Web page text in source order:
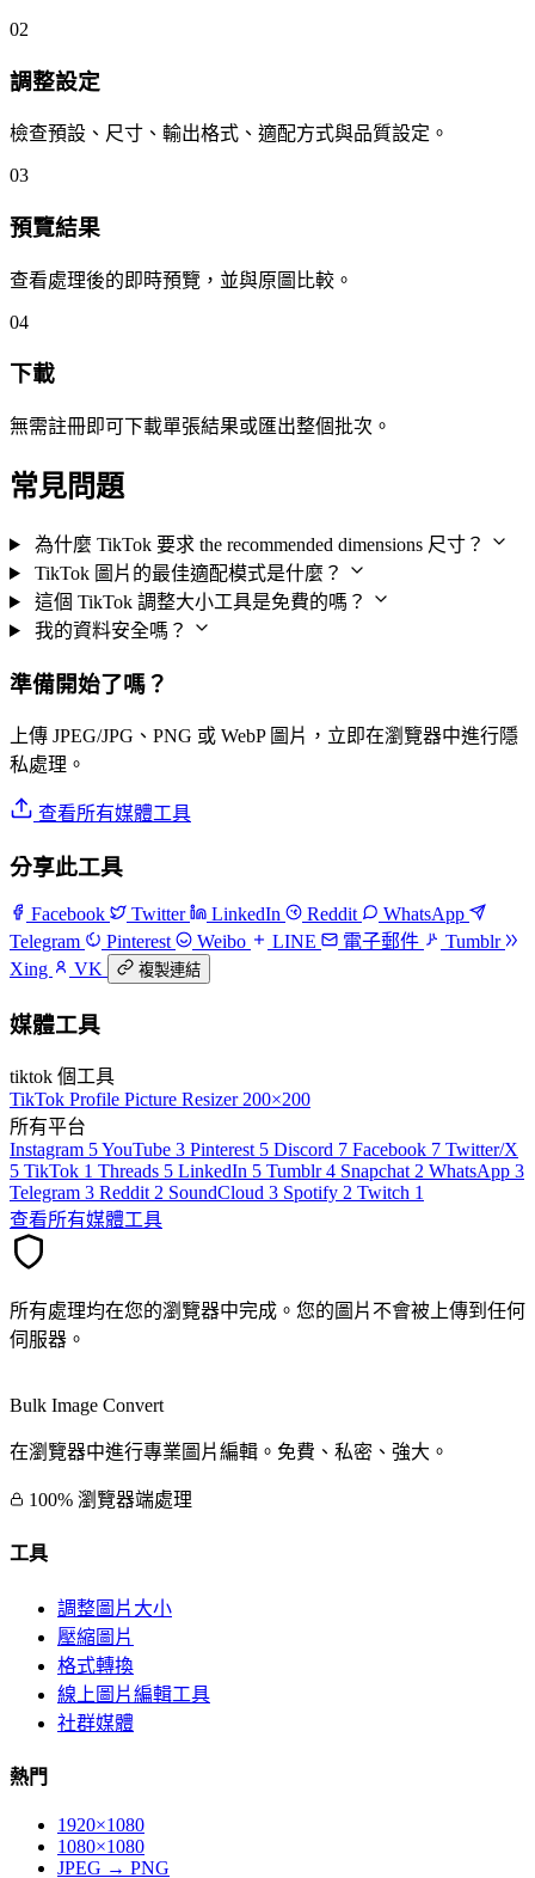
02
調整設定
檢查預設、尺寸、輸出格式、適配方式與品質設定。
03
預覽結果
查看處理後的即時預覽，並與原圖比較。
04
下載
無需註冊即可下載單張結果或匯出整個批次。
常見問題
為什麼 TikTok 要求 the recommended dimensions 尺寸？
TikTok 圖片的最佳適配模式是什麼？
這個 TikTok 調整大小工具是免費的嗎？
我的資料安全嗎？
準備開始了嗎？
上傳 JPEG/JPG、PNG 或 WebP 圖片，立即在瀏覽器中進行隱
私處理。
查看所有媒體工具
分享此工具
Facebook Twitter LinkedIn Reddit
WhatsApp
Telegram
Pinterest Weibo LINE 電子郵件
Tumblr
Xing
VK 複製連結
媒體工具
tiktok 個工具
TikTok Profile Picture Resizer 200×200
所有平台
Instagram 5YouTube 3 Pinterest 5 Discord 7 Facebook 7 Twitter/X
5 TikTok 1 Threads 5 LinkedIn 5 Tumblr 4 Snapchat 2 WhatsApp 3
Telegram 3 Reddit 2 SoundCloud 3 Spotify 2 Twitch 1
查看所有媒體工具
所有處理均在您的瀏覽器中完成。您的圖片不會被上傳到任何
伺服器。
Bulk Image Convert
在瀏覽器中進行專業圖片編輯。免費、私密、強大。
100% 瀏覽器端處理
工具
調整圖片大小
壓縮圖片
格式轉換
線上圖片編輯工具
社群媒體
熱門
1920×1080
1080×1080
JPEG → PNG